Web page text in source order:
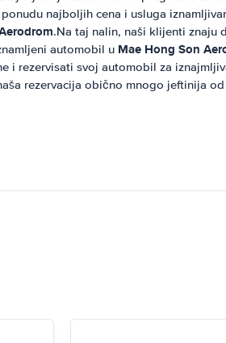
ponudu najboljih cena i usluga
.Na taj nalin, naši klijenti znaju
automobil u Mae Hong Son
i rezervisati svoj automobil za
rezervacija obično mnogo jeftinija